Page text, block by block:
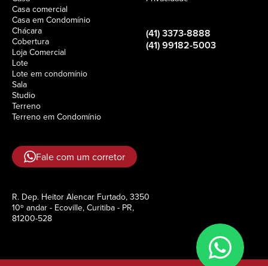
Casa comercial
Casa em Condomínio
Chácara
Cobertura
Loja Comercial
Lote
Lote em condomínio
Sala
Studio
Terreno
Terreno em Condomínio
(41) 3373-8888
(41) 99182-5003
Fale com um corretor
R. Dep. Heitor Alencar Furtado, 3350
10º andar - Ecoville, Curitiba - PR,
81200-528